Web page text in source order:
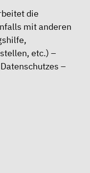
die
mit anderen
etc.) –
–